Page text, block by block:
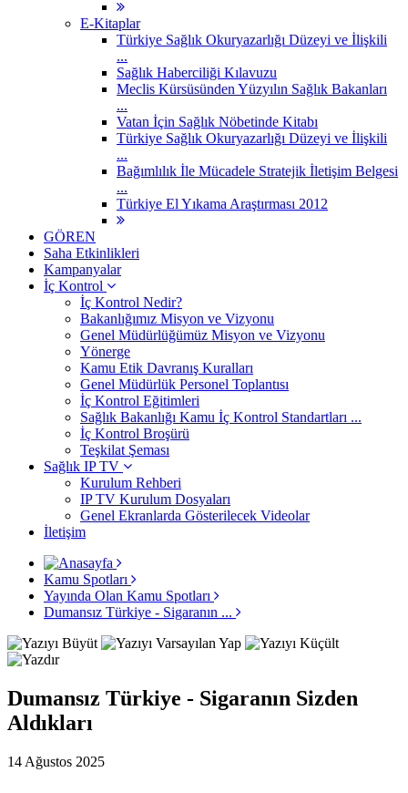
E-Kitaplar
Türkiye Sağlık Okuryazarlığı Düzeyi ve İlişkili
...
Sağlık Haberciliği Kılavuzu
Meclis Kürsüsünden Yüzyılın Sağlık Bakanları
...
Vatan İçin Sağlık Nöbetinde Kitabı
Türkiye Sağlık Okuryazarlığı Düzeyi ve İlişkili
...
Bağımlılık İle Mücadele Stratejik İletişim Belgesi
...
Türkiye El Yıkama Araştırması 2012
GÖREN
Saha Etkinlikleri
Kampanyalar
İç Kontrol
İç Kontrol Nedir?
Bakanlığımız Misyon ve Vizyonu
Genel Müdürlüğümüz Misyon ve Vizyonu
Yönerge
Kamu Etik Davranış Kuralları
Genel Müdürlük Personel Toplantısı
İç Kontrol Eğitimleri
Sağlık Bakanlığı Kamu İç Kontrol Standartları ...
İç Kontrol Broşürü
Teşkilat Şeması
Sağlık IP TV
Kurulum Rehberi
IP TV Kurulum Dosyaları
Genel Ekranlarda Gösterilecek Videolar
İletişim
Kamu Spotları
Yayında Olan Kamu Spotları
Dumansız Türkiye - Sigaranın ...
Dumansız Türkiye - Sigaranın Sizden
Aldıkları
14 Ağustos 2025